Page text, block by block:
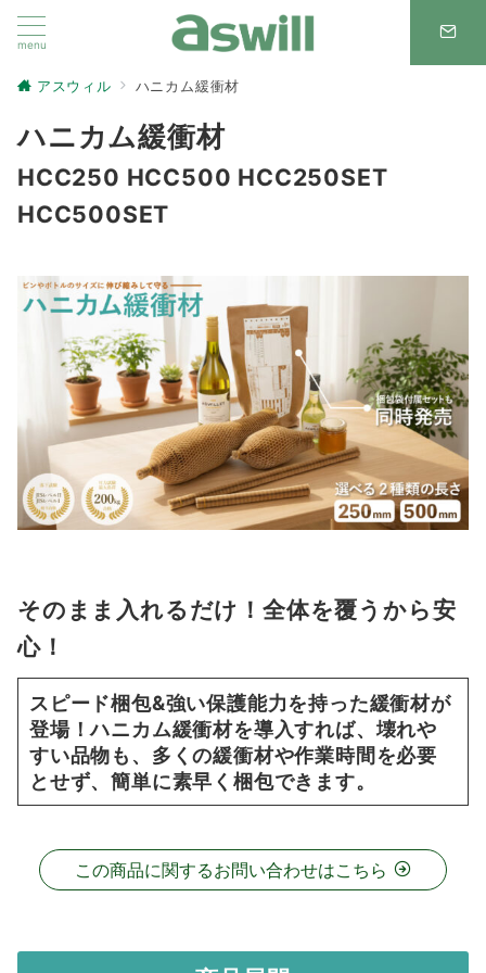
menu
アスウィル ハニカム緩衝材
ハニカム緩衝材
HCC250 HCC500 HCC250SET
HCC500SET
そのまま入れるだけ！全体を覆うから安
心！
スピード梱包&強い保護能力を持った緩衝材が
登場！ハニカム緩衝材を導入すれば、壊れや
すい品物も、多くの緩衝材や作業時間を必要
とせず、簡単に素早く梱包できます。
この商品に関するお問い合わせはこちら